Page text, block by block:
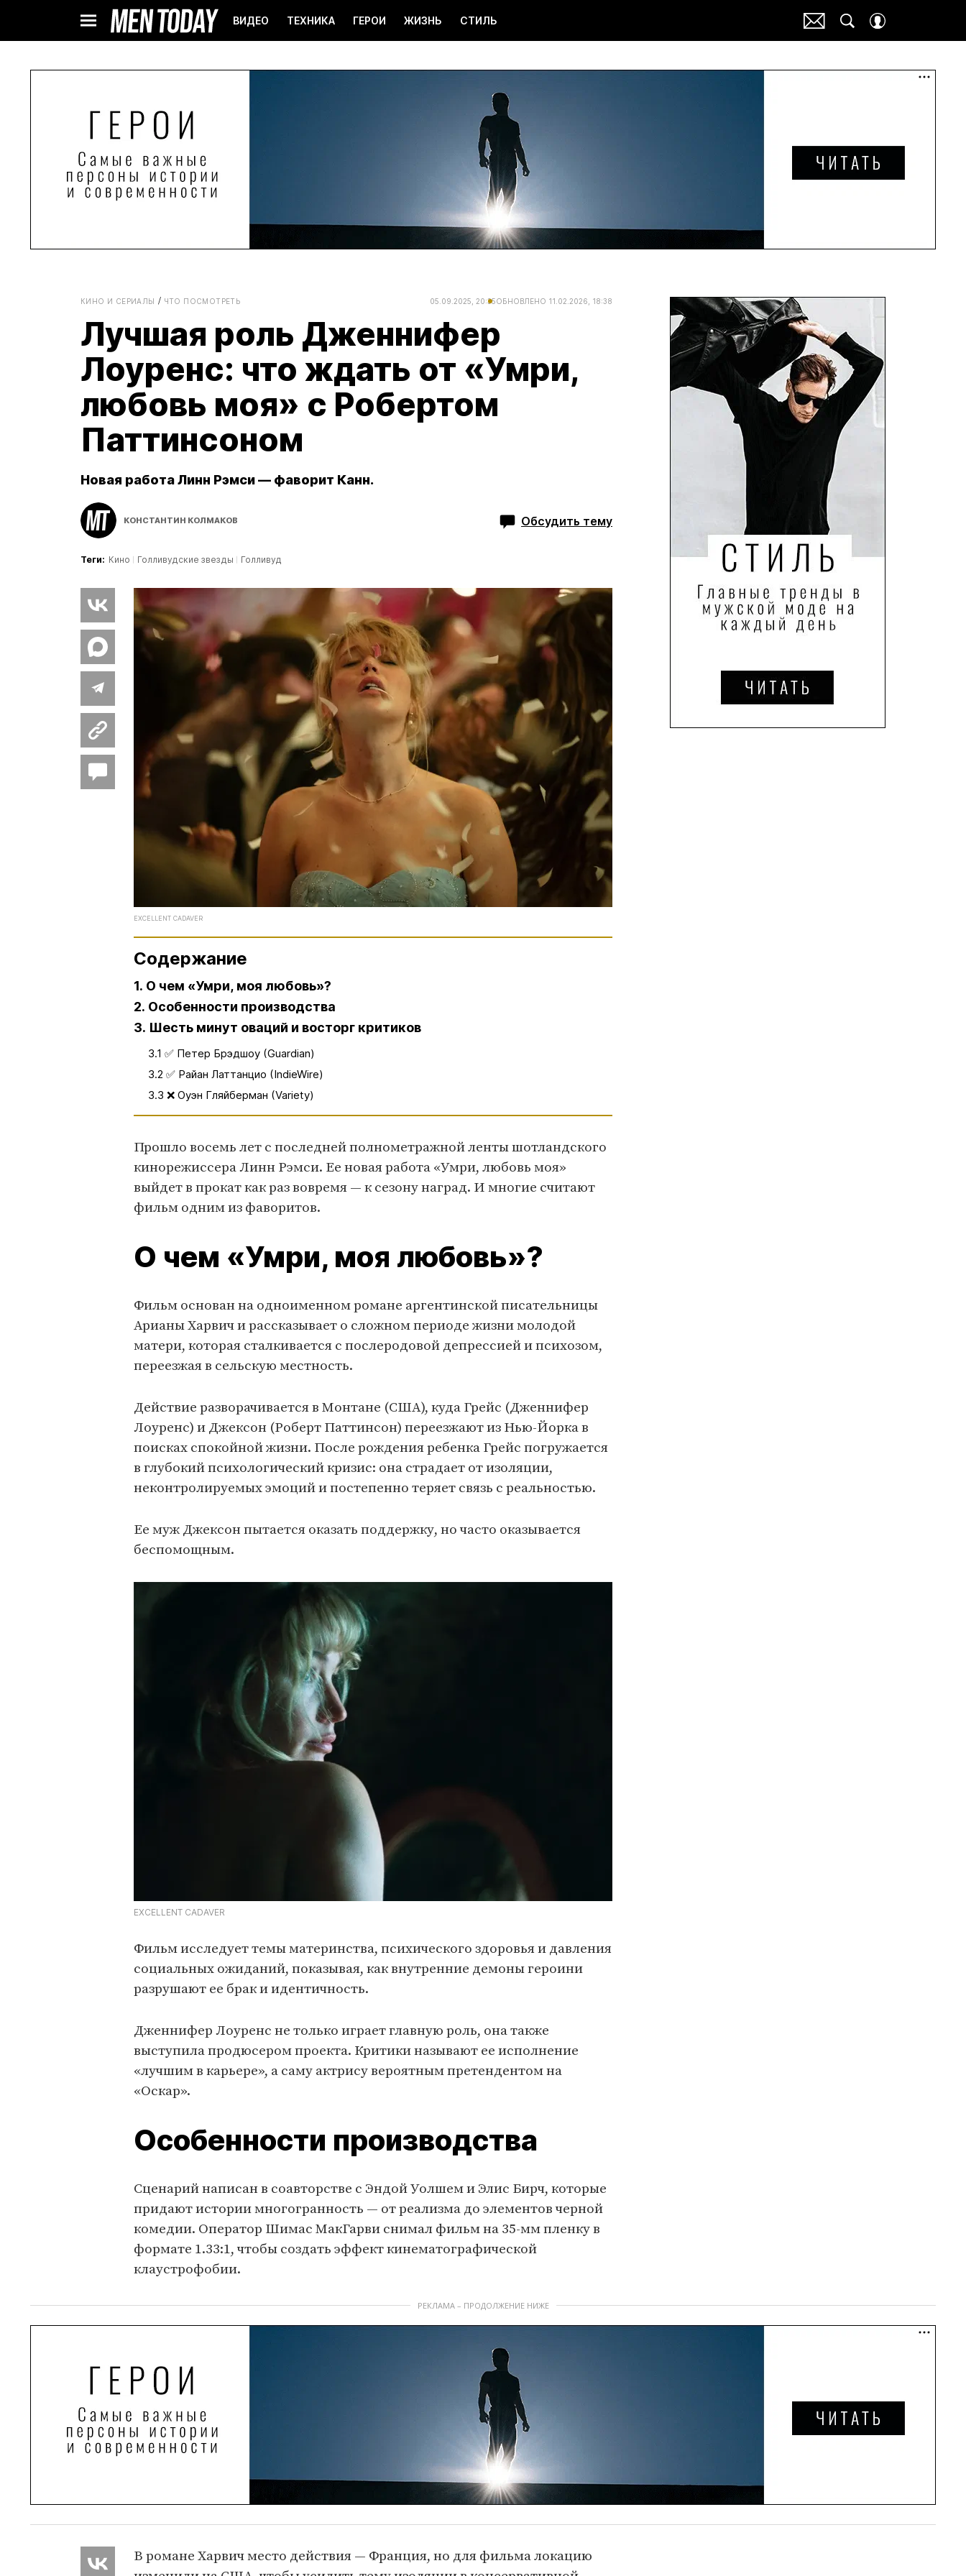
ВИДЕО ТЕХНИКА ГЕРОИ ЖИЗНЬ СТИЛЬ
КИНО И СЕРИАЛЫ ЧТО ПОСМОТРЕТЬ 05.09.2025, 20:35ОБНОВЛЕНО 11.02.2026, 18:38
Лучшая роль Дженнифер
Лоуренс: что ждать от «Умри,
любовь моя» с Робертом
Паттинсоном
Новая работа Линн Рэмси — фаворит Канн.
КОНСТАНТИН КОЛМАКОВ Обсудить тему
Теги: Кино Голливудские звезды Голливуд
EXCELLENT CADAVER
Содержание
1. О чем «Умри, моя любовь»?
2. Особенности производства
3. Шесть минут оваций и восторг критиков
3.1 ✅ Петер Брэдшоу (Guardian)
3.2 ✅ Райан Латтанцио (IndieWire)
3.3 ❌ Оуэн Гляйберман (Variety)
Прошло восемь лет с последней полнометражной ленты шотландского
кинорежиссера Линн Рэмси. Ее новая работа «Умри, любовь моя»
выйдет в прокат как раз вовремя — к сезону наград. И многие считают
фильм одним из фаворитов.
О чем «Умри, моя любовь»?
Фильм основан на одноименном романе аргентинской писательницы
Арианы Харвич и рассказывает о сложном периоде жизни молодой
матери, которая сталкивается с послеродовой депрессией и психозом,
переезжая в сельскую местность.
Действие разворачивается в Монтане (США), куда Грейс (Дженнифер
Лоуренс) и Джексон (Роберт Паттинсон) переезжают из Нью-Йорка в
поисках спокойной жизни. После рождения ребенка Грейс погружается
в глубокий психологический кризис: она страдает от изоляции,
неконтролируемых эмоций и постепенно теряет связь с реальностью.
Ее муж Джексон пытается оказать поддержку, но часто оказывается
беспомощным.
EXCELLENT CADAVER
Фильм исследует темы материнства, психического здоровья и давления
социальных ожиданий, показывая, как внутренние демоны героини
разрушают ее брак и идентичность.
Дженнифер Лоуренс не только играет главную роль, она также
выступила продюсером проекта. Критики называют ее исполнение
«лучшим в карьере», а саму актрису вероятным претендентом на
«Оскар».
Особенности производства
Сценарий написан в соавторстве с Эндой Уолшем и Элис Бирч, которые
придают истории многогранность — от реализма до элементов черной
комедии. Оператор Шимас МакГарви снимал фильм на 35-мм пленку в
формате 1.33:1, чтобы создать эффект кинематографической
клаустрофобии.
РЕКЛАМА – ПРОДОЛЖЕНИЕ НИЖЕ
В романе Харвич место действия — Франция, но для фильма локацию